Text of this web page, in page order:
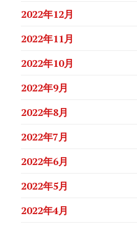
2022年12月
2022年11月
2022年10月
2022年9月
2022年8月
2022年7月
2022年6月
2022年5月
2022年4月